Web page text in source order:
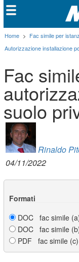
Home > Fac simile per
Autorizzazione installazione
Fac
suolo
Rinaldo
04/11/2022
Formati
DOC fac simile
DOC fac simile
PDF fac simile (c)